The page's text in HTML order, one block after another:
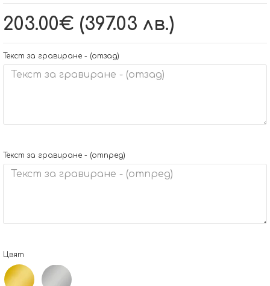
203.00€ (397.03 лв.)
Текст за гравиране - (отзад)
Текст за гравиране - (отпред)
Цвят